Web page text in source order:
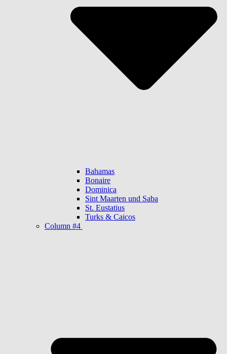
Bahamas
Bonaire
Dominica
Sint Maarten und Saba
St. Eustatius
Turks & Caicos
Column #4